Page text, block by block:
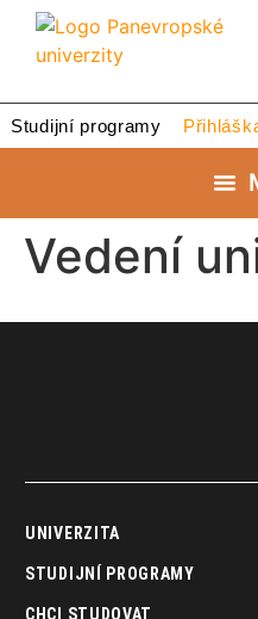
Studijní programy
Vedení
UNIVERZITA
STUDIJNÍ PROGRAMY
CHCI STUDOVAT